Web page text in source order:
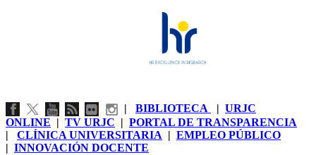
BIBLIOTECA
URJC
ONLINE
TV URJC
PORTAL DE TRANSPARENCIA
CLÍNICA UNIVERSITARIA
EMPLEO PÚBLICO
INNOVACIÓN DOCENTE